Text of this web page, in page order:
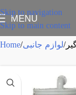
Skip to navigation
Skip to main content
MENU
Home لوازم جانبی